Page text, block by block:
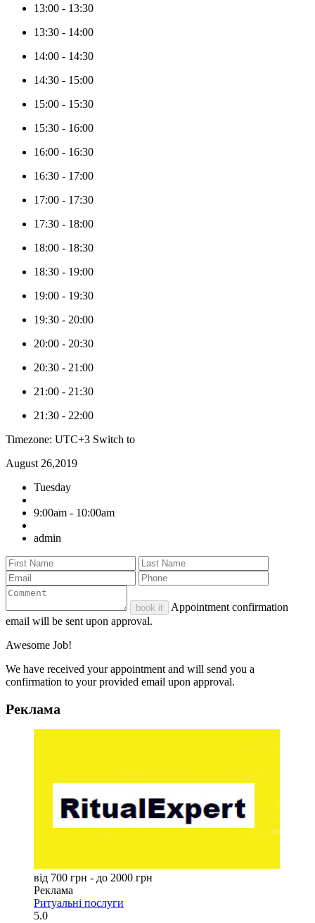
13:00 - 13:30
13:30 - 14:00
14:00 - 14:30
14:30 - 15:00
15:00 - 15:30
15:30 - 16:00
16:00 - 16:30
16:30 - 17:00
17:00 - 17:30
17:30 - 18:00
18:00 - 18:30
18:30 - 19:00
19:00 - 19:30
19:30 - 20:00
20:00 - 20:30
20:30 - 21:00
21:00 - 21:30
21:30 - 22:00
Timezone: UTC+3 Switch to
August 26,2019
Tuesday
9:00am - 10:00am
admin
book it
Appointment confirmation
email will be sent upon approval.
Awesome Job!
We have received your appointment and will send you a
confirmation to your provided email upon approval.
Реклама
від 700 грн - до 2000 грн
Реклама
Ритуальні послуги
5.0